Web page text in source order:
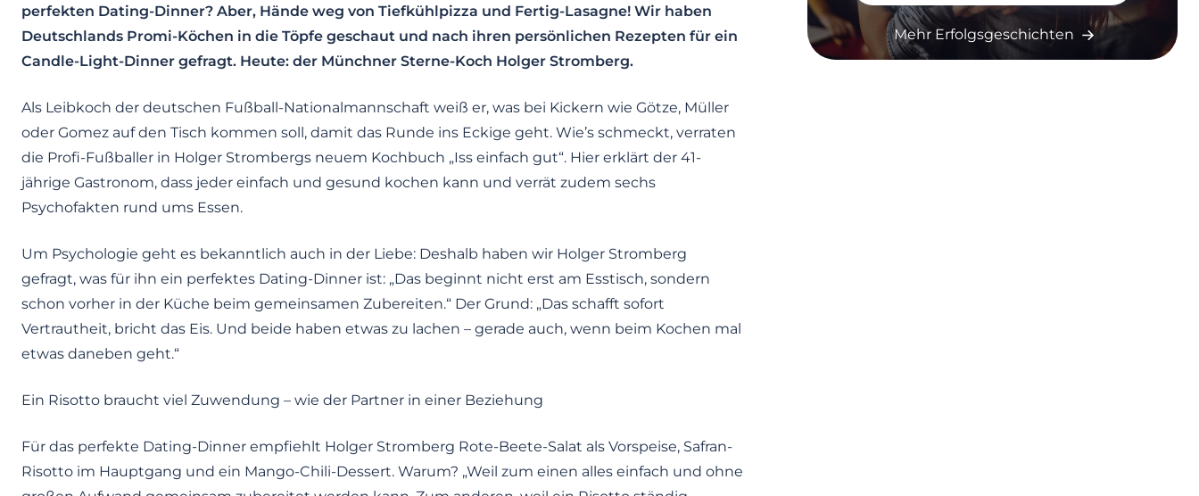
perfekten Dating-Dinner? Aber, Hände weg von Tiefkühlpizza und Fertig-Lasagne! Wir haben
Deutschlands Promi-Köchen in die Töpfe geschaut und nach ihren persönlichen Rezepten für ein
Candle-Light-Dinner gefragt. Heute: der Münchner Sterne-Koch Holger Stromberg.
Als Leibkoch der deutschen Fußball-Nationalmannschaft weiß er, was bei Kickern wie Götze, Müller
oder Gomez auf den Tisch kommen soll, damit das Runde ins Eckige geht. Wie’s schmeckt, verraten
die Profi-Fußballer in Holger Strombergs neuem Kochbuch „Iss einfach gut“. Hier erklärt der 41-
jährige Gastronom, dass jeder einfach und gesund kochen kann und verrät zudem sechs
Psychofakten rund ums Essen.
Um Psychologie geht es bekanntlich auch in der Liebe: Deshalb haben wir Holger Stromberg
gefragt, was für ihn ein perfektes Dating-Dinner ist: „Das beginnt nicht erst am Esstisch, sondern
schon vorher in der Küche beim gemeinsamen Zubereiten.“ Der Grund: „Das schafft sofort
Vertrautheit, bricht das Eis. Und beide haben etwas zu lachen – gerade auch, wenn beim Kochen mal
etwas daneben geht.“
Ein Risotto braucht viel Zuwendung – wie der Partner in einer Beziehung
Für das perfekte Dating-Dinner empfiehlt Holger Stromberg Rote-Beete-Salat als Vorspeise, Safran-
Risotto im Hauptgang und ein Mango-Chili-Dessert. Warum? „Weil zum einen alles einfach und ohne
Mehr Erfolgsgeschichten